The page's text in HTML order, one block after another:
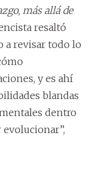
, más allá de
resaltó
a revisar todo lo
y es ahí
blandas
dentro